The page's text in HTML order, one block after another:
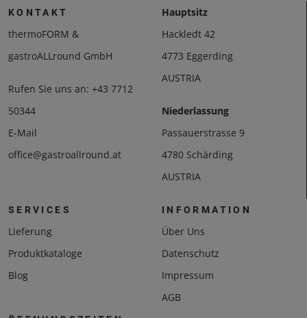
KONTAKT
thermoFORM &
gastroALLround GmbH
Rufen Sie uns an: +43 7712
50344
E-Mail
office@gastroallround.at
Hauptsitz
Hackledt 42
4773 Eggerding
AUSTRIA
Niederlassung
Passauerstrasse 9
4780 Schärding
AUSTRIA
SERVICES
Lieferung
Produktkataloge
Blog
INFORMATION
Über Uns
Datenschutz
Impressum
AGB